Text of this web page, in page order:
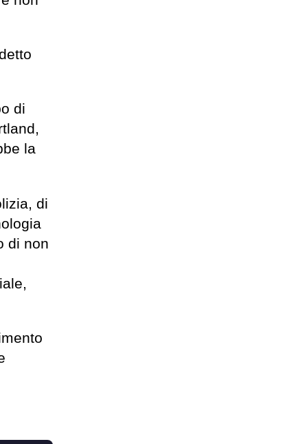
di
la
di
di non